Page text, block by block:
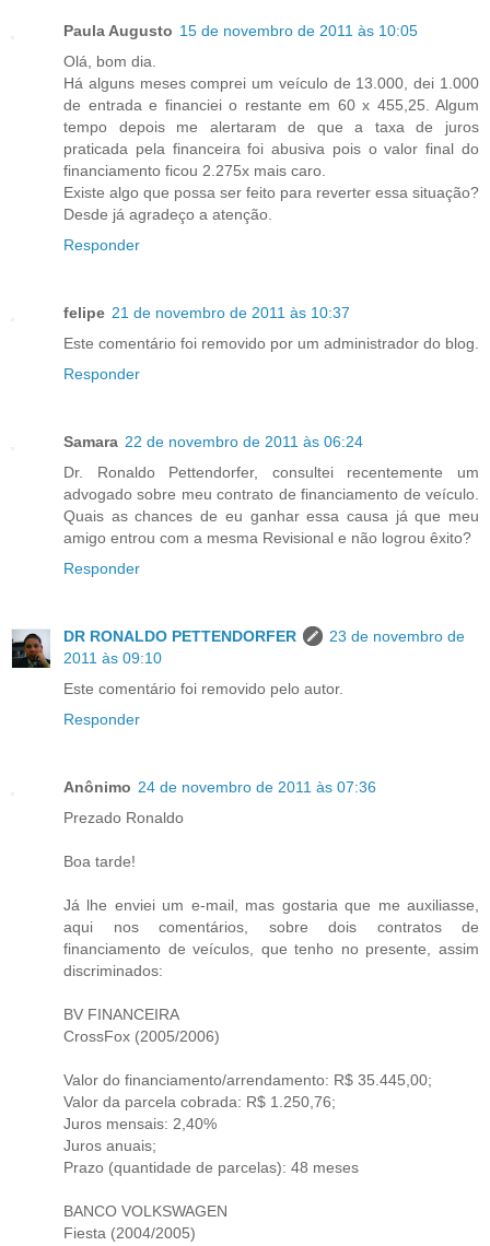
Paula Augusto 15 de novembro de 2011 às 10:05
Olá, bom dia.
Há alguns meses comprei um veículo de 13.000, dei 1.000
de entrada e financiei o restante em 60 x 455,25. Algum
tempo depois me alertaram de que a taxa de juros
praticada pela financeira foi abusiva pois o valor final do
financiamento ficou 2.275x mais caro.
Existe algo que possa ser feito para reverter essa situação?
Desde já agradeço a atenção.
Responder
felipe 21 de novembro de 2011 às 10:37
Este comentário foi removido por um administrador do blog.
Responder
Samara 22 de novembro de 2011 às 06:24
Dr. Ronaldo Pettendorfer, consultei recentemente um
advogado sobre meu contrato de financiamento de veículo.
Quais as chances de eu ganhar essa causa já que meu
amigo entrou com a mesma Revisional e não logrou êxito?
Responder
DR RONALDO PETTENDORFER
23 de novembro de
2011 às 09:10
Este comentário foi removido pelo autor.
Responder
Anônimo 24 de novembro de 2011 às 07:36
Prezado Ronaldo
Boa tarde!
Já lhe enviei um e-mail, mas gostaria que me auxiliasse,
aqui nos comentários, sobre dois contratos de
financiamento de veículos, que tenho no presente, assim
discriminados:
BV FINANCEIRA
CrossFox (2005/2006)
Valor do financiamento/arrendamento: R$ 35.445,00;
Valor da parcela cobrada: R$ 1.250,76;
Juros mensais: 2,40%
Juros anuais;
Prazo (quantidade de parcelas): 48 meses
BANCO VOLKSWAGEN
Fiesta (2004/2005)